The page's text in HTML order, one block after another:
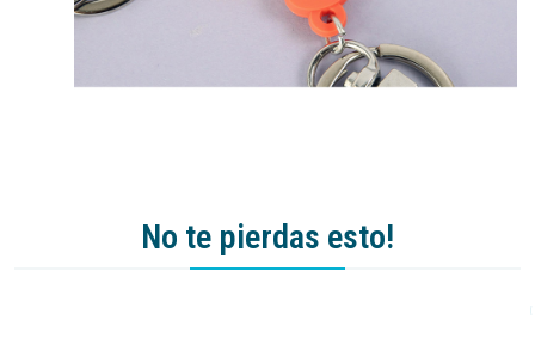
No te pierdas esto!